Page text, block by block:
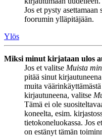
Jos et pysty asettamaan
foorumin ylläpitäjään.
Ylös
Miksi minut kirjataan ulos
Jos et valitse Muista
pitää sinut
muita
kirjautuneena, valitse
Tämä ei ole
koneelta, esim.
tietokoneluokassa. Jos
on estänyt tämän